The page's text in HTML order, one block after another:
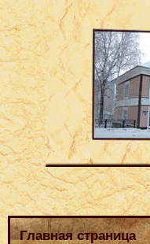
Главная страница